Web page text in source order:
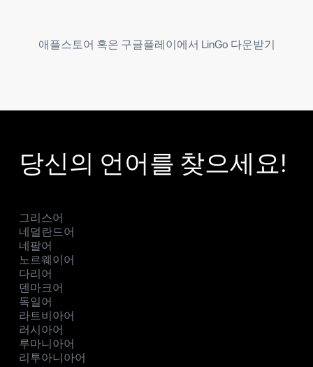
애플스토어 혹은 구글플레이에서 LinGo 다운받기
당신의 언어를 찾으세요!
그리스어
네덜란드어
네팔어
노르웨이어
다리어
덴마크어
독일어
라트비아어
러시아어
루마니아어
리투아니아어